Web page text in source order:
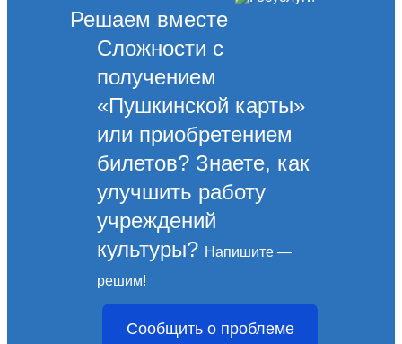
Решаем вместе
Сложности с
получением
«Пушкинской карты»
или приобретением
билетов? Знаете, как
улучшить работу
учреждений
культуры? Напишите —
решим!
Сообщить о проблеме
5 МАЯ. События третьего
дня фестиваля